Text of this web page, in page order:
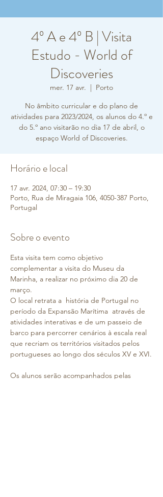
4º A e 4º B | Visita
Estudo - World of
Discoveries
mer. 17 avr.
  |
Porto
No âmbito curricular e do plano de
atividades para 2023/2024, os alunos do 4.º e
do 5.º ano visitarão no dia 17 de abril, o
espaço World of Discoveries.
Horário e local
17 avr. 2024, 07:30 – 19:30
Porto, Rua de Miragaia 106, 4050-387 Porto,
Portugal
Sobre o evento
Esta visita tem como objetivo
complementar a visita do Museu da
Marinha, a realizar no próximo dia 20 de
março.
O local retrata a  história de Portugal no
período da Expansão Marítima  através de
atividades interativas e de um passeio de
barco para percorrer cenários à escala real
que recriam os territórios visitados pelos
portugueses ao longo dos séculos XV e XVI.
Os alunos serão acompanhados pelas